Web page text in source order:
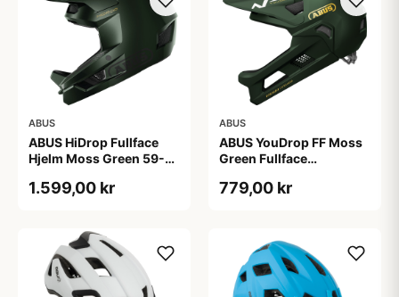
ABUS
ABUS HiDrop Fullface
Hjelm Moss Green 59-
1.599,00 kr
ABUS
ABUS YouDrop FF Moss
Green Fullface
779,00 kr